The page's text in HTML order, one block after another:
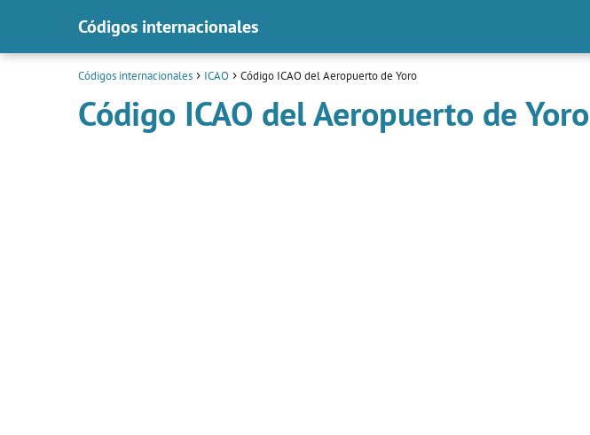
Códigos internacionales
Códigos internacionales ICAO Código ICAO del Aeropuerto de Yoro
Código ICAO del Aeropuerto de Yoro